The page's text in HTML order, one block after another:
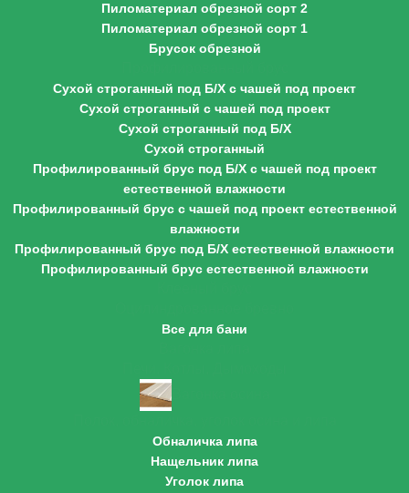
Пиломатериал обрезной сорт 2
Пиломатериал обрезной сорт 1
Брусок обрезной
Сухой строганный под Б/Х с чашей под проект
Сухой строганный с чашей под проект
Сухой строганный под Б/Х
Сухой строганный
Профилированный брус под Б/Х с чашей под проект
естественной влажности
Профилированный брус с чашей под проект естественной
влажности
Профилированный брус под Б/Х естественной влажности
Профилированный брус естественной влажности
Все для бани
Вагонка осина
Обналичка липа
Нащельник липа
Уголок липа